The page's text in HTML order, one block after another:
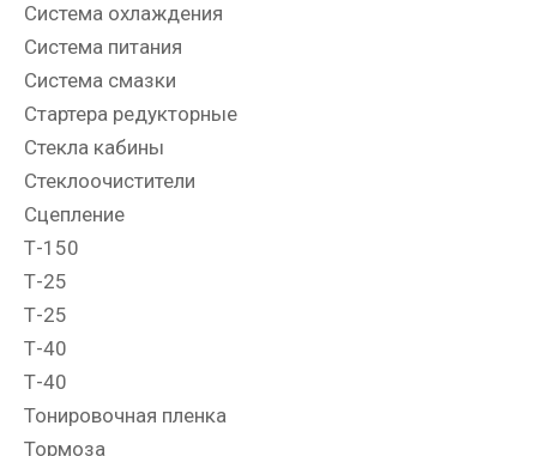
Система охлаждения
Система питания
Система смазки
Стартера редукторные
Стекла кабины
Стеклоочистители
Сцепление
Т-150
Т-25
Т-25
Т-40
Т-40
Тонировочная пленка
Тормоза